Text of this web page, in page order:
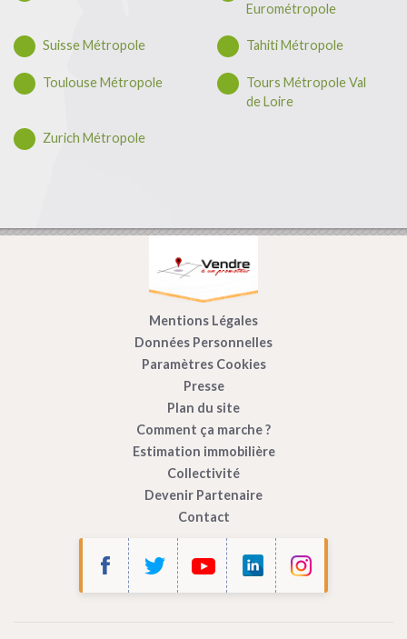
Eurométropole
Suisse Métropole Tahiti Métropole
Toulouse Métropole
Tours Métropole Val
de Loire
Zurich Métropole
Mentions Légales
Données Personnelles
Paramètres Cookies
Presse
Plan du site
Comment ça marche ?
Estimation immobilière
Collectivité
Devenir Partenaire
Contact